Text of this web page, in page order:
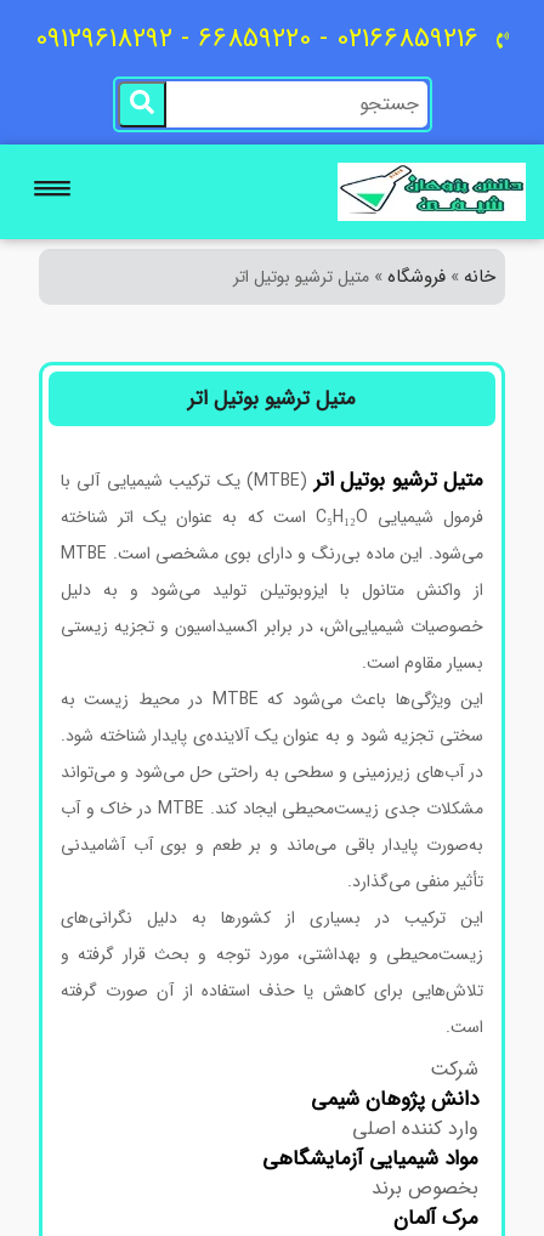
02166859216 - 66859220 - 09129618292
خانه»فروشگاه»متیل ترشیو بوتیل اتر
متیل ترشیو بوتیل اتر
متیل ترشیو بوتیل اتر
(MTBE) یک ترکیب شیمیایی آلی با
فرمول شیمیایی C₅H₁₂O است که به عنوان یک اتر شناخته
می‌شود. این ماده بی‌رنگ و دارای بوی مشخصی است. MTBE
از واکنش متانول با ایزوبوتیلن تولید می‌شود و به دلیل
خصوصیات شیمیایی‌اش، در برابر اکسیداسیون و تجزیه زیستی
بسیار مقاوم است.
این ویژگی‌ها باعث می‌شود که MTBE در محیط زیست به
سختی تجزیه شود و به عنوان یک آلاینده‌ی پایدار شناخته شود.
در آب‌های زیرزمینی و سطحی به راحتی حل می‌شود و می‌تواند
مشکلات جدی زیست‌محیطی ایجاد کند. MTBE در خاک و آب
به‌صورت پایدار باقی می‌ماند و بر طعم و بوی آب آشامیدنی
تأثیر منفی می‌گذارد.
این ترکیب در بسیاری از کشورها به دلیل نگرانی‌های
زیست‌محیطی و بهداشتی، مورد توجه و بحث قرار گرفته و
تلاش‌هایی برای کاهش یا حذف استفاده از آن صورت گرفته
است.
شرکت
دانش پژوهان شیمی
وارد کننده اصلی
موادشیمیایی آزمایشگاهی
بخصوص برند
مرکآلمان